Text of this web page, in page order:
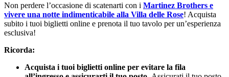
Non perdere l’occasione di scatenarti con i Martinez Brothers e
vivere una notte indimenticabile alla Villa delle Rose! Acquista
subito i tuoi biglietti online e prenota il tuo tavolo per un’esperienza
esclusiva!
Ricorda:
Acquista i tuoi biglietti online per evitare la fila